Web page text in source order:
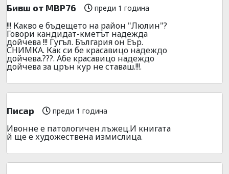
Бивш от МВР76 преди 1 година
!!! Какво е бъдещето на район "Люлин"?
Говори кандидат-кметът надежда
дойчева !!! Гугъл. България он Еър.
СНИМКА. Как си бе красавицо надеждо
дойчева.???. Абе красавицо надеждо
дойчева за црън кур не ставаш.!!!.
Писар преди 1 година
Ивонне е патологичен лъжец.И книгата
й ще е художествена измислица.